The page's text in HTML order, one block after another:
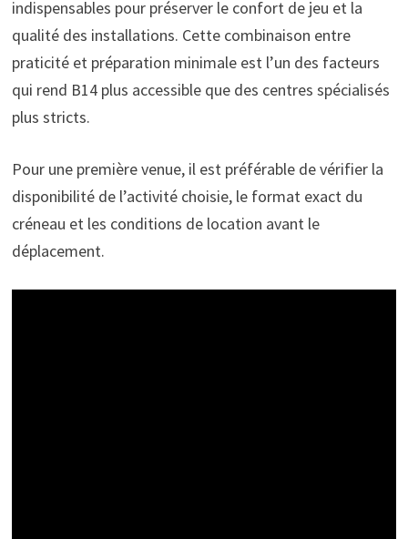
indispensables pour préserver le confort de jeu et la
qualité des installations. Cette combinaison entre
praticité et préparation minimale est l’un des facteurs
qui rend B14 plus accessible que des centres spécialisés
plus stricts.
Pour une première venue, il est préférable de vérifier la
disponibilité de l’activité choisie, le format exact du
créneau et les conditions de location avant le
déplacement.